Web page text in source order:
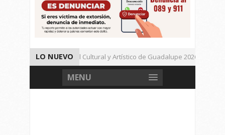
LO NUEVO
Da inicio el Festival Cultural y Artístico de Guadalupe 2026
Muere Agresor, Detienen a Dos Menores en Joaquín Amaro.
MENU